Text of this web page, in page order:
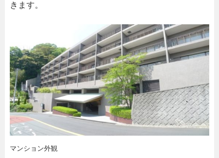
きます。
マンション外観